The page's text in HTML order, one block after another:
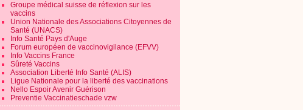
Groupe médical suisse de réflexion sur les
vaccins
Union Nationale des Associations Citoyennes de
Santé (UNACS)
Info Santé Pays d'Auge
Forum européen de vaccinovigilance (EFVV)
Info Vaccins France
Sûreté Vaccins
Association Liberté Info Santé (ALIS)
Ligue Nationale pour la liberté des vaccinations
Nello Espoir Avenir Guérison
Preventie Vaccinatieschade vzw